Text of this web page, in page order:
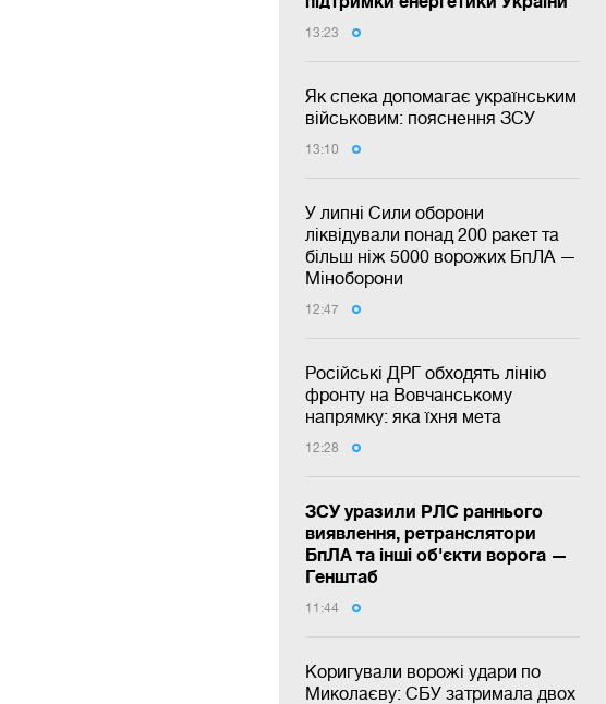
13:23
Як спека допомагає українським
військовим: пояснення ЗСУ
13:10
У липні Сили оборони
ліквідували понад 200 ракет та
більш ніж 5000 ворожих БпЛА —
Міноборони
12:47
Російські ДРГ обходять лінію
фронту на Вовчанському
напрямку: яка їхня мета
12:28
ЗСУ уразили РЛС раннього
виявлення, ретранслятори
БпЛА та інші об'єкти ворога —
Генштаб
11:44
Коригували ворожі удари по
Миколаєву: СБУ затримала двох